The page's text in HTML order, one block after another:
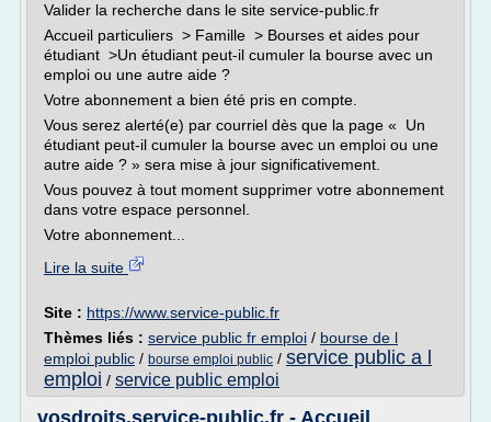
Valider la recherche dans le site service-public.fr
Accueil particuliers > Famille > Bourses et aides pour
étudiant >Un étudiant peut-il cumuler la bourse avec un
emploi ou une autre aide ?
Votre abonnement a bien été pris en compte.
Vous serez alerté(e) par courriel dès que la page « Un
étudiant peut-il cumuler la bourse avec un emploi ou une
autre aide ? » sera mise à jour significativement.
Vous pouvez à tout moment supprimer votre abonnement
dans votre espace personnel.
Votre abonnement...
Lire la suite
Site : https://www.service-public.fr
Thèmes liés : service public fr emploi / bourse de l
emploi public / bourse emploi public / service public a l
emploi / service public emploi
vosdroits.service-public.fr - Accueil